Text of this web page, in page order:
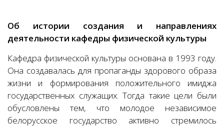
Об истории создания и направлениях
деятельности кафедры физической культуры
Кафедра физической культуры основана в 1993 году.
Она создавалась для пропаганды здорового образа
жизни и формирования положительного имиджа
государственных служащих. Тогда такие цели были
обусловлены тем, что молодое независимое
белорусское государство активно стремилось